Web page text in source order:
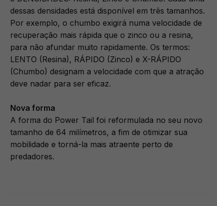
dessas densidades está disponível em três tamanhos.
Por exemplo, o chumbo exigirá numa velocidade de
recuperação mais rápida que o zinco ou a resina,
para não afundar muito rapidamente. Os termos:
LENTO (Resina), RÁPIDO (Zinco) e X-RÁPIDO
(Chumbo) designam a velocidade com que a atração
deve nadar para ser eficaz.
Nova forma
A forma do Power Tail foi reformulada no seu novo
tamanho de 64 milímetros, a fim de otimizar sua
mobilidade e torná-la mais atraente perto de
predadores.